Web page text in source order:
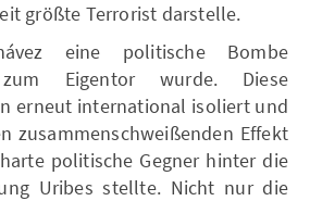
größte Terrorist darstelle.
eine politische Bombe
Eigentor wurde. Diese
erneut international isoliert und
zusammenschweißenden Effekt
politische Gegner hinter die
Uribes stellte. Nicht nur die